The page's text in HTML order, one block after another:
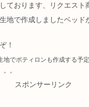
ております、リクエスト
地で作成しましたベッド
！
地でポティロンも作成する予
。
スポンサーリンク